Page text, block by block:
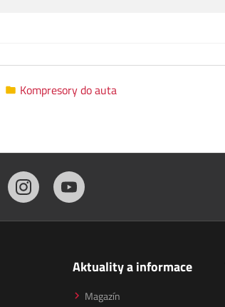
Kompresory do auta
Aktuality a informace
Magazín